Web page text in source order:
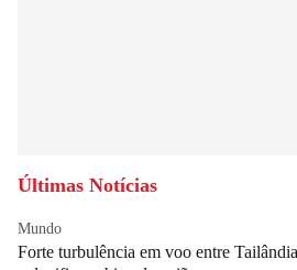
Últimas Notícias
Mundo
Forte turbulência em voo entre